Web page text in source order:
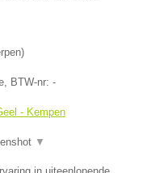
)
, BTW-nr: -
- Kempen
▼
in uiteenlopende